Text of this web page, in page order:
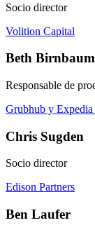
Socio director
Volition Capital
Beth Birnbaum
Responsable de
Grubhub y Expedia
Chris Sugden
Socio director
Edison Partners
Ben Laufer